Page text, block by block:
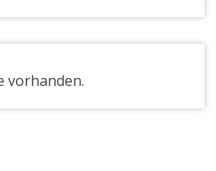
vorhanden.